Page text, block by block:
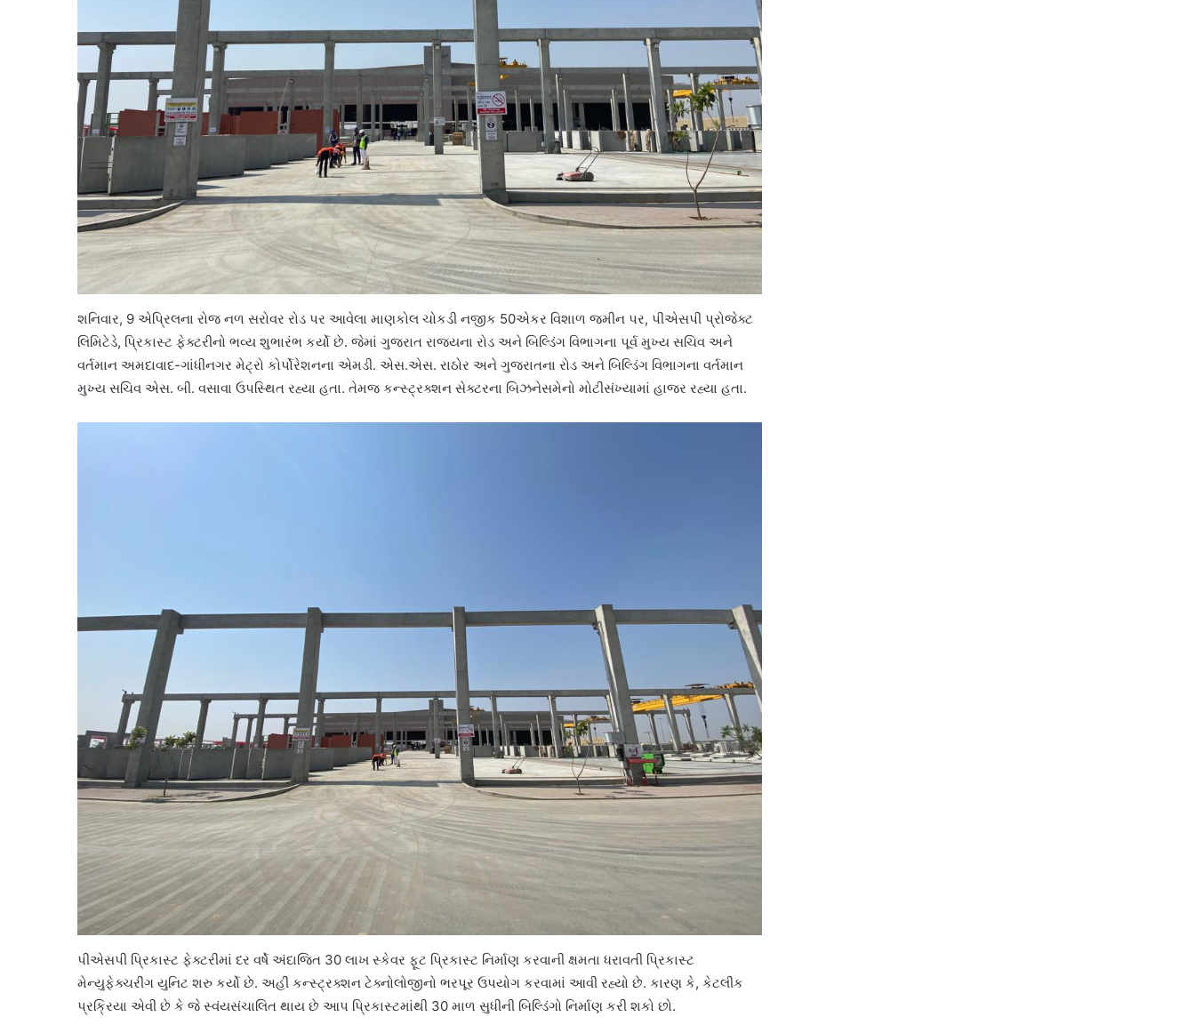
શનિવાર, 9 એપ્રિલના રોજ નળ સરોવર રોડ પર આવેલા માણકોલ ચોકડી નજીક 50એકર વિશાળ જમીન પર, પીએસપી પ્રોજેક્ટ
લિમિટેડે, પ્રિકાસ્ટ ફેક્ટરીનો ભવ્ય શુભારંભ કર્યો છે. જેમાં ગુજરાત રાજ્યના રોડ અને બિલ્ડિંગ વિભાગના પૂર્વ મુખ્ય સચિવ અને
વર્તમાન અમદાવાદ-ગાંધીનગર મેટ્રો કોર્પોરેશનના એમડી. એસ.એસ. રાઠોર અને ગુજરાતના રોડ અને બિલ્ડિંગ વિભાગના વર્તમાન
મુખ્ય સચિવ એસ. બી. વસાવા ઉપસ્થિત રહ્યા હતા. તેમજ કન્સ્ટ્રક્શન સેક્ટરના બિઝનેસમેનો મોટીસંખ્યામાં હાજર રહ્યા હતા.
પીએસપી પ્રિકાસ્ટ ફેક્ટરીમાં દર વર્ષે અંદાજિત 30 લાખ સ્કેવર ફૂટ પ્રિકાસ્ટ નિર્માણ કરવાની ક્ષમતા ધરાવતી પ્રિકાસ્ટ
મેન્યુફેક્ચરીંગ યુનિટ શરુ કર્યો છે. અહીં કન્સ્ટ્રક્શન ટેક્નોલોજીનો ભરપૂર ઉપયોગ કરવામાં આવી રહ્યો છે. કારણ કે, કેટલીક
પ્રક્રિયા એવી છે કે જે સ્વંયસંચાલિત થાય છે આપ પ્રિકાસ્ટમાંથી 30 માળ સુધીની બિલ્ડિંગો નિર્માણ કરી શકો છો.